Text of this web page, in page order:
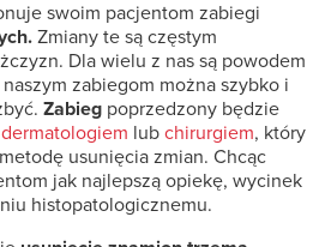
swoim pacjentom zabiegi
Zmiany te są częstym
Dla wielu z nas są powodem
zabiegom można szybko i
Zabieg poprzedzony będzie
lub chirurgiem, który
usunięcia zmian. Chcąc
jak najlepszą opiekę, wycinek
histopatologicznemu.